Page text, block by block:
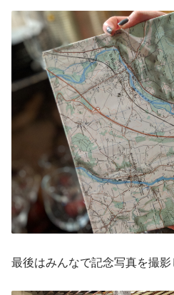
最後はみんなで記念写真を撮影